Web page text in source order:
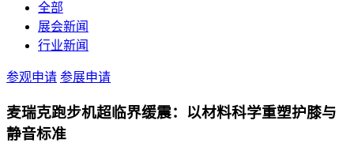
全部
展会新闻
行业新闻
参观申请 参展申请
麦瑞克跑步机超临界缓震：以材料科学重塑护膝与
静音标准